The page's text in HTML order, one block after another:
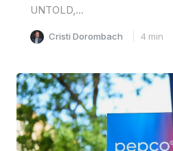
UNTOLD,...
Cristi Dorombach 4 min